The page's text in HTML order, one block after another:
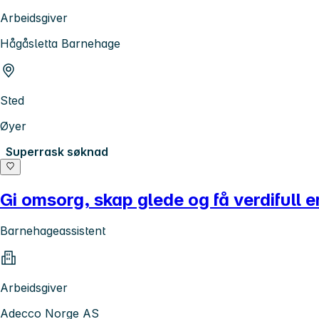
Arbeidsgiver
Hågåsletta Barnehage
Sted
Øyer
Superrask søknad
Gi omsorg, skap glede og få verdifull
Barnehageassistent
Arbeidsgiver
Adecco Norge AS